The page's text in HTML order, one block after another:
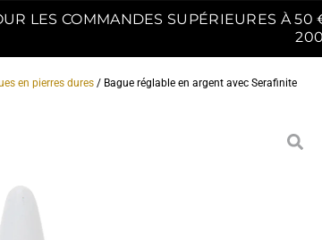
LES COMMANDES SUPÉRIEURES À
en pierres dures / Bague réglable en argent avec Serafinite